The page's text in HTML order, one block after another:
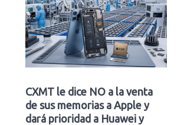
CXMT le dice NO a la venta
de sus memorias a Apple y
dará prioridad a Huawei y